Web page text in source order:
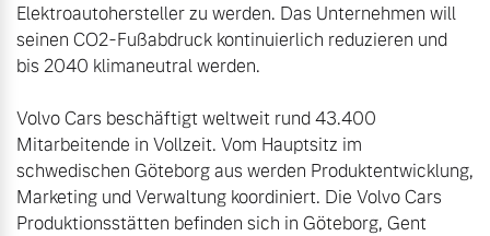
Elektroautohersteller zu werden. Das Unternehmen will
seinen CO2-Fußabdruck kontinuierlich reduzieren und
bis 2040 klimaneutral werden.
Volvo Cars beschäftigt weltweit rund 43.400
Mitarbeitende in Vollzeit. Vom Hauptsitz im
schwedischen Göteborg aus werden Produktentwicklung,
Marketing und Verwaltung koordiniert. Die Volvo Cars
Produktionsstätten befinden sich in Göteborg, Gent